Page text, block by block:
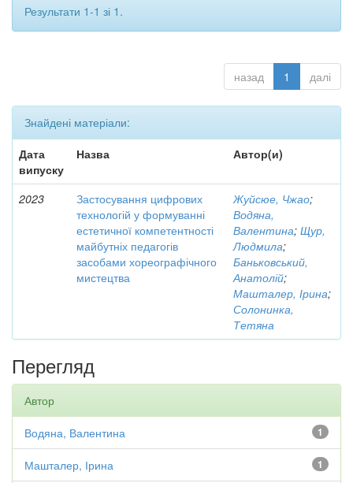
Результати 1-1 зі 1.
назад 1 далі
Знайдені матеріали:
Дата
випуску
Назва Автор(и)
2023
Застосування цифрових
технологій у формуванні
естетичної компетентності
майбутніх педагогів
засобами хореографічного
мистецтва
Жуйсюе, Чжао;
Водяна,
Валентина; Щур,
Людмила;
Баньковський,
Анатолій;
Машталер, Ірина;
Солонинка,
Тетяна
Перегляд
Автор
1
Водяна, Валентина
1
Машталер, Ірина